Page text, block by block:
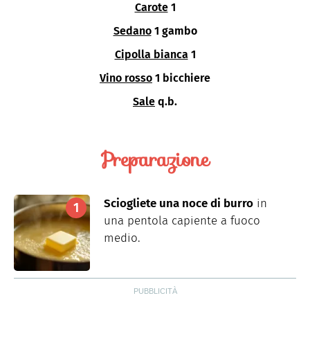
Carote 1
Sedano 1 gambo
Cipolla bianca 1
Vino rosso 1 bicchiere
Sale q.b.
Preparazione
Sciogliete una noce di burro in
una pentola capiente a fuoco
medio.